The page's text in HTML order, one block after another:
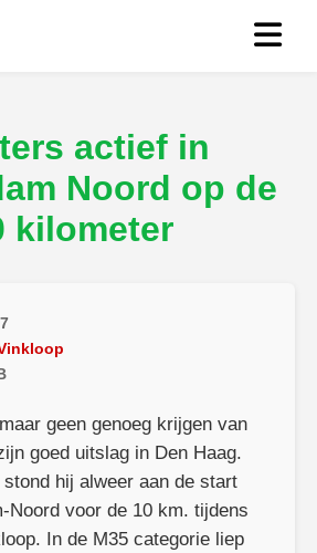
actief in
Noord op de
kilometer
geen genoeg krijgen van
goed uitslag in Den Haag.
hij alweer aan de start
Noord voor de 10 km. tijdens
In de M35 categorie liep